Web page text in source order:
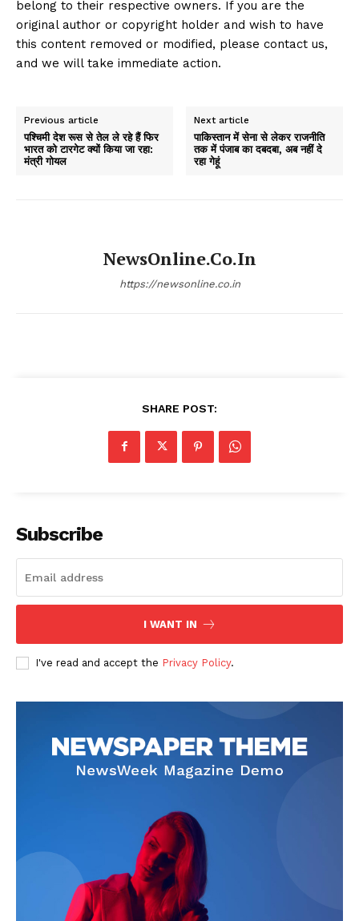
belong to their respective owners. If you are the
original author or copyright holder and wish to have
this content removed or modified, please contact us,
and we will take immediate action.
Previous article
पश्चिमी देश रूस से तेल ले रहे हैं फिर
भारत को टारगेट क्यों किया जा रहा:
मंत्री गोयल
Next article
पाकिस्तान में सेना से लेकर राजनीति
तक में पंजाब का दबदबा, अब नहीं दे
रहा गेहूं
NewsOnline.co.in
https://newsonline.co.in
SHARE POST:
Subscribe
I WANT IN
I've read and accept the Privacy Policy.